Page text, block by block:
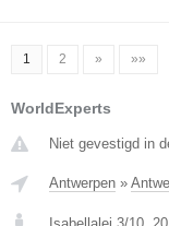
1 2 » »»
WorldExperts
Niet gevestigd in
Antwerpen »